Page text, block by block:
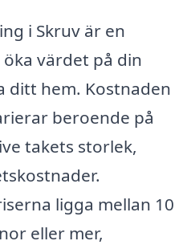
i Skruv är en
värdet på din
ditt hem. Kostnaden
beroende på
takets storlek,
ligga mellan 10
eller mer,